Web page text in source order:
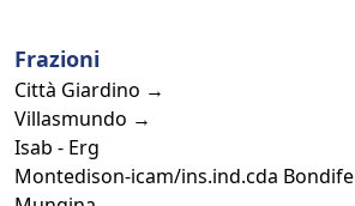
Frazioni
Città Giardino →
Villasmundo →
Isab - Erg
Montedison-icam/ins.ind.cda Bondife